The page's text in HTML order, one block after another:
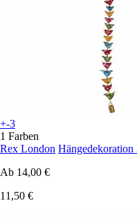
+-3
1 Farben
Rex London
Ab 14,00 €
11,50 €